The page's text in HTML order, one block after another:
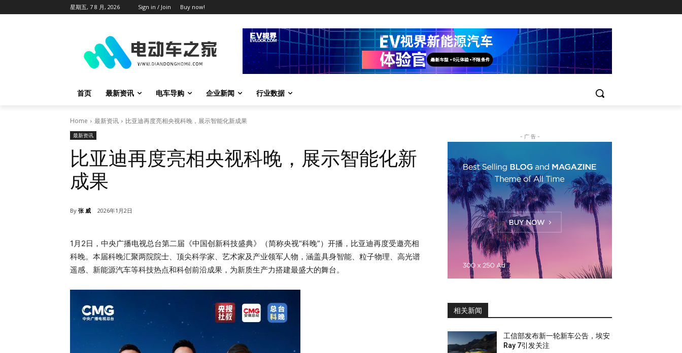
星期五, 7 8 月, 2026 Sign in / Join Buy now!
首页 最新资讯 电车导购 企业新闻 行业数据
Home 最新资讯 比亚迪再度亮相央视科晚，展示智能化新成果
最新资讯
比亚迪再度亮相央视科晚，展示智能化新
成果
By 张 威 2026年1月2日
1月2日，中央广播电视总台第二届《中国创新科技盛典》（简称央视“科晚”）开播，比亚迪再度受邀亮相
科晚。本届科晚汇聚两院院士、顶尖科学家、艺术家及产业领军人物，涵盖具身智能、粒子物理、高光谱
遥感、新能源汽车等科技热点和科创前沿成果，为新质生产力搭建最盛大的舞台。
- 广 告 -
相关新闻
工信部发布新一轮新车公告，埃安
Ray 7引发关注